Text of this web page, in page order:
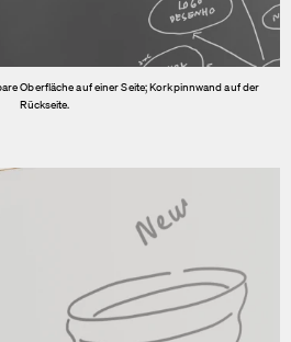
Oberfläche auf einer Seite; Korkpinnwand auf der
Rückseite.